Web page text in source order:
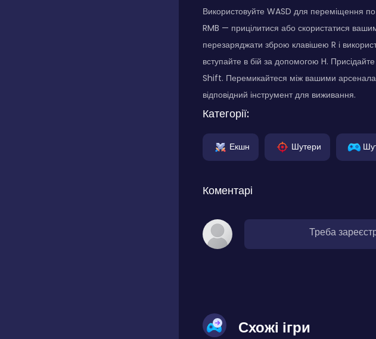
Використовуйте WASD для переміщення
RMB — прицілитися або скористатися
перезаряджати зброю клавішею R і
вступайте в бій за допомогою H.
Shift. Перемикайтеся між вашими
відповідний інструмент для виживання.
Категорії:
Екшн Шутери
Коментарі
Треба
Схожі ігри